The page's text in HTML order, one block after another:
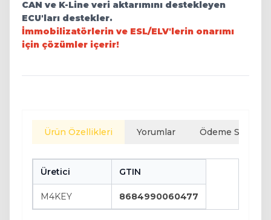
CAN ve K-Line veri aktarımını destekleyen
ECU'ları destekler.
İmmobilizatörlerin ve ESL/ELV'lerin onarımı
için çözümler içerir!
Ürün Özellikleri Yorumlar Ödeme
Üretici GTIN
M4KEY 8684990060477